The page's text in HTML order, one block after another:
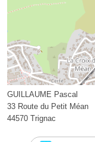
GUILLAUME Pascal
33 Route du Petit Méan
44570 Trignac